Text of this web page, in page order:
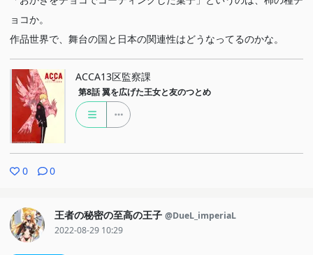
ョコか。
作品世界で、舞台の国と日本の関連性はどうなってるのかな。
ACCA13区監察課
第8話 翼を広げた王女と友のつとめ
0 0
王者の秘密の至高の王子 @DueL_imperiaL
2022-08-29 10:29